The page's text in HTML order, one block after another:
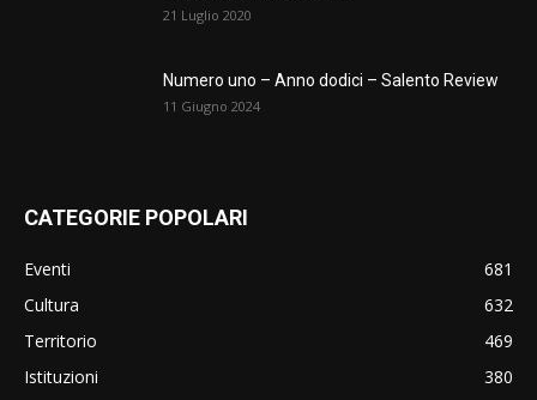
21 Luglio 2020
Numero uno – Anno dodici – Salento Review
11 Giugno 2024
CATEGORIE POPOLARI
Eventi
681
Cultura
632
Territorio
469
Istituzioni
380